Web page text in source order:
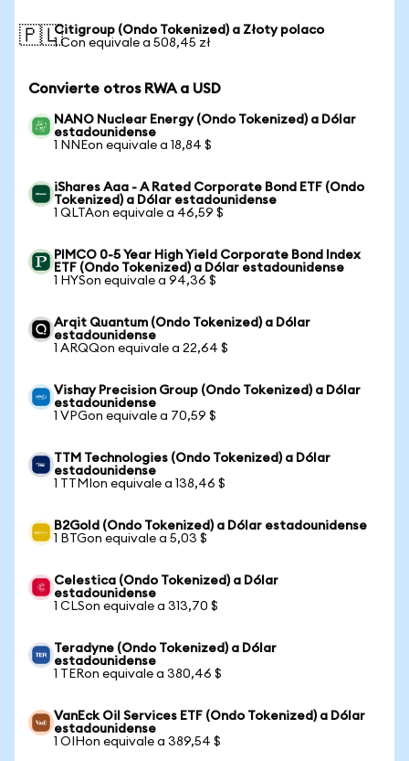
🇵🇱Citigroup (Ondo Tokenized) a Złoty polaco
1 Con equivale a 508,45 zł
Convierte otros RWA a USD
NANO Nuclear Energy (Ondo Tokenized) a Dólar
estadounidense
1 NNEon equivale a 18,84 $
iShares Aaa - A Rated Corporate Bond ETF (Ondo
Tokenized) a Dólar estadounidense
1 QLTAon equivale a 46,59 $
PIMCO 0-5 Year High Yield Corporate Bond Index
ETF (Ondo Tokenized) a Dólar estadounidense
1 HYSon equivale a 94,36 $
Arqit Quantum (Ondo Tokenized) a Dólar
estadounidense
1 ARQQon equivale a 22,64 $
Vishay Precision Group (Ondo Tokenized) a Dólar
estadounidense
1 VPGon equivale a 70,59 $
TTM Technologies (Ondo Tokenized) a Dólar
estadounidense
1 TTMIon equivale a 138,46 $
B2Gold (Ondo Tokenized) a Dólar estadounidense
1 BTGon equivale a 5,03 $
Celestica (Ondo Tokenized) a Dólar
estadounidense
1 CLSon equivale a 313,70 $
Teradyne (Ondo Tokenized) a Dólar
estadounidense
1 TERon equivale a 380,46 $
VanEck Oil Services ETF (Ondo Tokenized) a Dólar
estadounidense
1 OIHon equivale a 389,54 $